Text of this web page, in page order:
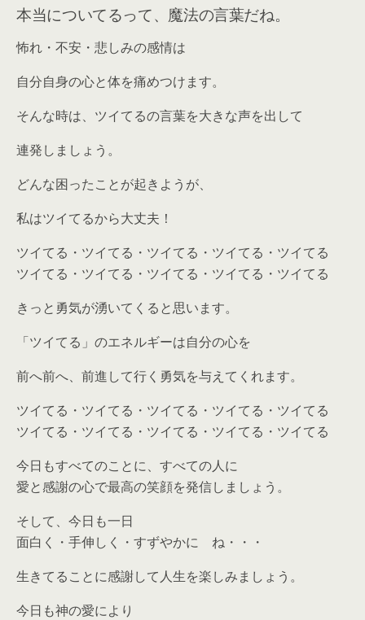
本当についてるって、魔法の言葉だね。
怖れ・不安・悲しみの感情は
自分自身の心と体を痛めつけます。
そんな時は、ツイてるの言葉を大きな声を出して
連発しましょう。
どんな困ったことが起きようが、
私はツイてるから大丈夫！
ツイてる・ツイてる・ツイてる・ツイてる・ツイてる
ツイてる・ツイてる・ツイてる・ツイてる・ツイてる
きっと勇気が湧いてくると思います。
「ツイてる」のエネルギーは自分の心を
前へ前へ、前進して行く勇気を与えてくれます。
ツイてる・ツイてる・ツイてる・ツイてる・ツイてる
ツイてる・ツイてる・ツイてる・ツイてる・ツイてる
今日もすべてのことに、すべての人に
愛と感謝の心で最高の笑顔を発信しましょう。
そして、今日も一日
面白く・手伸しく・すずやかに ね・・・
生きてることに感謝して人生を楽しみましょう。
今日も神の愛により